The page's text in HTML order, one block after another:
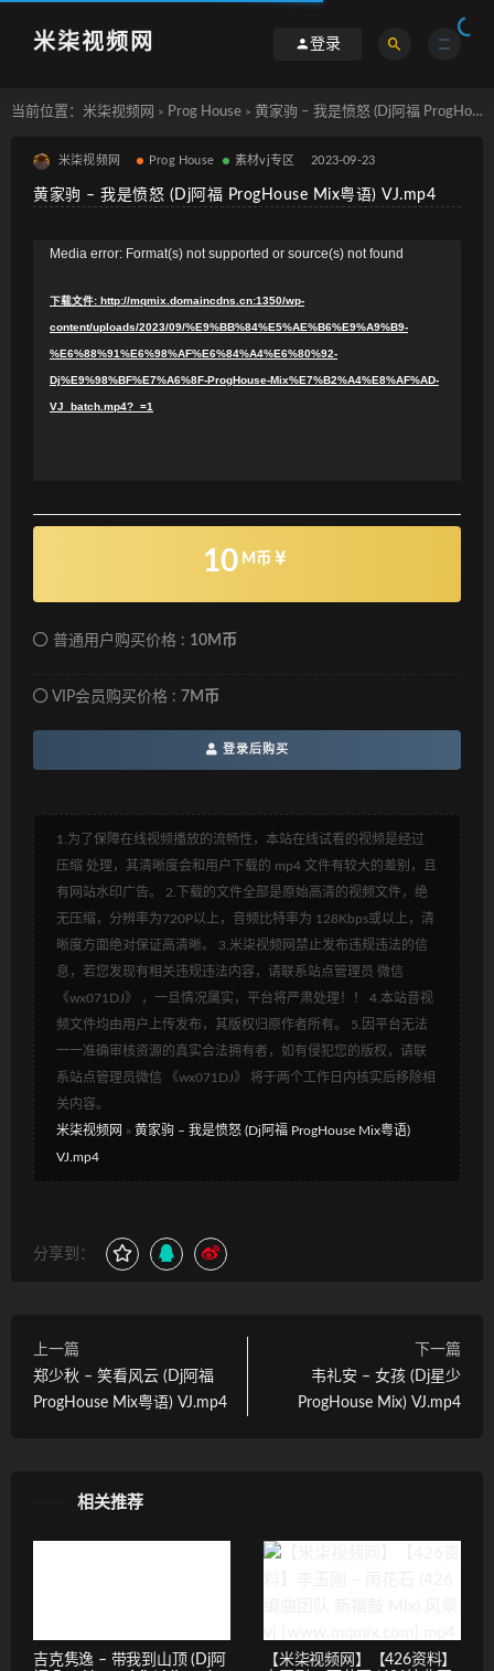
米柒视频网 登录
当前位置： 米柒视频网 > Prog House > 黄家驹 – 我是愤怒 (Dj阿福 ProgHouse Mix粤语) VJ.mp4
米柒视频网 Prog House 素材vj专区 2023-09-23
黄家驹 – 我是愤怒 (Dj阿福 ProgHouse Mix粤语) VJ.mp4
Media error: Format(s) not supported or source(s) not found
下载文件: http://mqmix.domaincdns.cn:1350/wp-
content/uploads/2023/09/%E9%BB%84%E5%AE%B6%E9%A9%B9-
%E6%88%91%E6%98%AF%E6%84%A4%E6%80%92-
Dj%E9%98%BF%E7%A6%8F-ProgHouse-Mix%E7%B2%A4%E8%AF%AD-
VJ_batch.mp4?_=1
10 M币
普通用户购买价格 : 10M币
VIP会员购买价格 : 7M币
登录后购买
1.为了保障在线视频播放的流畅性，本站在线试看的视频是经过
压缩 处理，其清晰度会和用户下载的 mp4 文件有较大的差别，且
有网站水印广告。 2.下载的文件全部是原始高清的视频文件，绝
无压缩，分辨率为720P以上，音频比特率为 128Kbps或以上，清
晰度方面绝对保证高清晰。 3.米柒视频网禁止发布违规违法的信
息，若您发现有相关违规违法内容，请联系站点管理员 微信
《wx071DJ》 ，一旦情况属实，平台将严肃处理！！ 4.本站音视
频文件均由用户上传发布，其版权归原作者所有。 5.因平台无法
一一准确审核资源的真实合法拥有者，如有侵犯您的版权，请联
系站点管理员微信 《wx071DJ》 将于两个工作日内核实后移除相
关内容。
米柒视频网 » 黄家驹 – 我是愤怒 (Dj阿福 ProgHouse Mix粤语)
VJ.mp4
分享到：
上一篇
郑少秋 – 笑看风云 (Dj阿福
ProgHouse Mix粤语) VJ.mp4
下一篇
韦礼安 – 女孩 (Dj星少
ProgHouse Mix) VJ.mp4
相关推荐
吉克隽逸 – 带我到山顶 (Dj阿
【米柒视频网】【426资料】